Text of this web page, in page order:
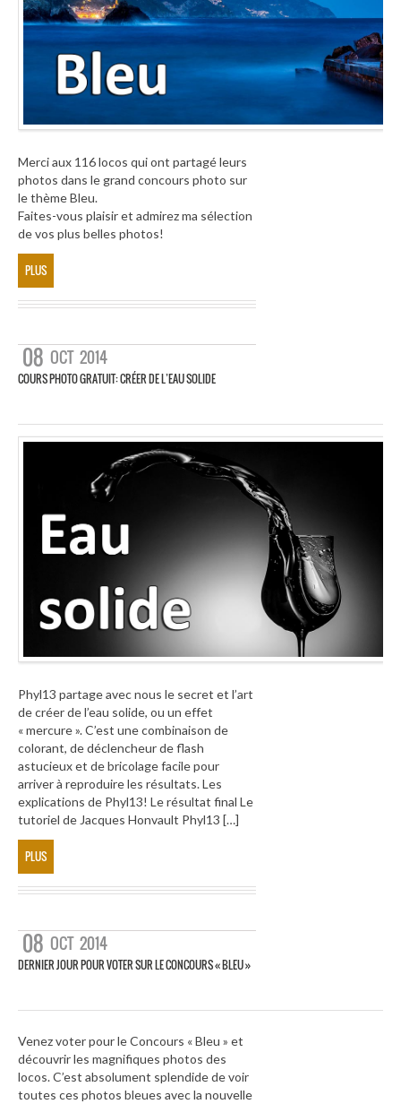
Merci aux 116 locos qui ont partagé leurs
photos dans le grand concours photo sur
le thème Bleu.
Faites-vous plaisir et admirez ma sélection
de vos plus belles photos!
PLUS
08 OCT 2014
COURS PHOTO GRATUIT: CRÉER DE L’EAU SOLIDE
Phyl13 partage avec nous le secret et l’art
de créer de l’eau solide, ou un effet
« mercure ». C’est une combinaison de
colorant, de déclencheur de flash
astucieux et de bricolage facile pour
arriver à reproduire les résultats. Les
explications de Phyl13! Le résultat final Le
tutoriel de Jacques Honvault Phyl13 […]
PLUS
08 OCT 2014
DERNIER JOUR POUR VOTER SUR LE CONCOURS « BLEU »
Venez voter pour le Concours « Bleu » et
découvrir les magnifiques photos des
locos. C’est absolument splendide de voir
toutes ces photos bleues avec la nouvelle